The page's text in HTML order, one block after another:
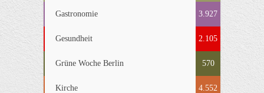
Gastronomie 3.927
Gesundheit 2.105
Grüne Woche Berlin 570
Kirche 4.552